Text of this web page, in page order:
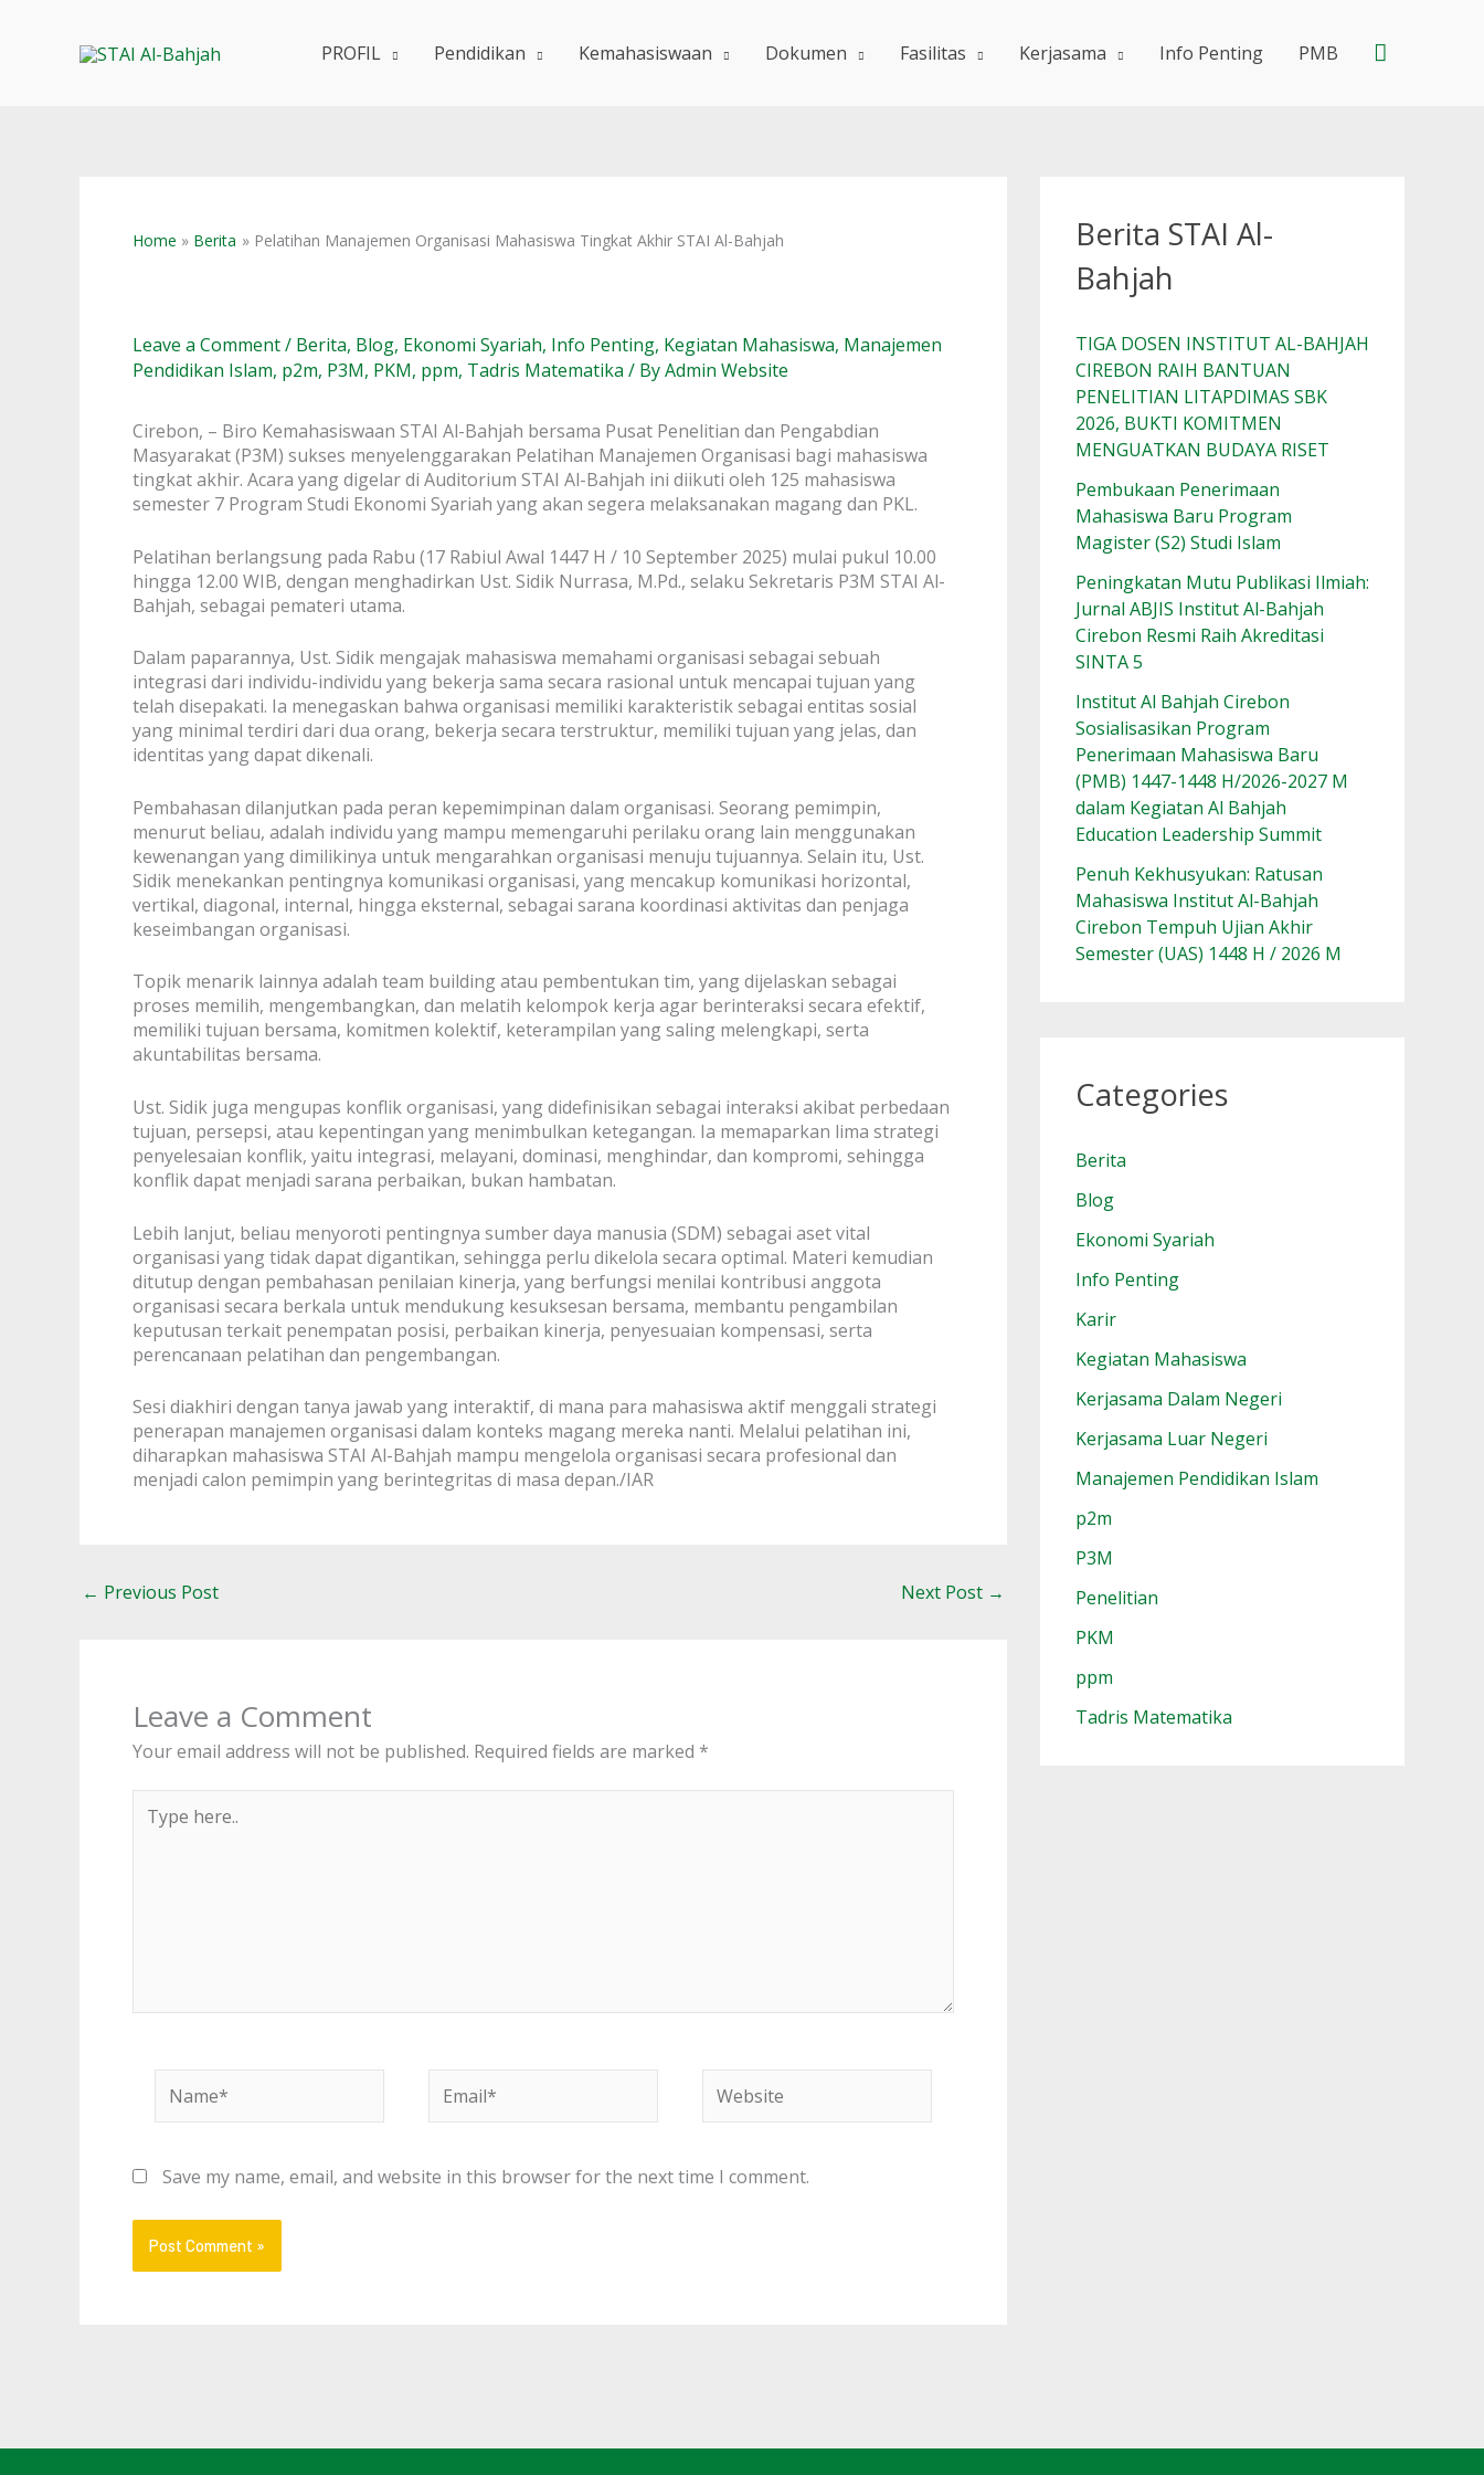
PROFIL Pendidikan Kemahasiswaan Dokumen Fasilitas Kerjasama Info Penting PMB Search
Home Berita Pelatihan Manajemen Organisasi Mahasiswa Tingkat Akhir STAI Al-Bahjah
Leave a Comment/ Berita, Blog, Ekonomi Syariah, Info Penting, Kegiatan Mahasiswa, Manajemen
Pendidikan Islam, p2m, P3M, PKM, ppm, Tadris Matematika / ByAdmin Website
Cirebon, – Biro Kemahasiswaan STAI Al-Bahjah bersama Pusat Penelitian dan Pengabdian
Masyarakat (P3M) sukses menyelenggarakan Pelatihan Manajemen Organisasi bagi mahasiswa
tingkat akhir. Acara yang digelar di Auditorium STAI Al-Bahjah ini diikuti oleh 125 mahasiswa
semester 7 Program Studi Ekonomi Syariah yang akan segera melaksanakan magang dan PKL.
Pelatihan berlangsung pada Rabu (17 Rabiul Awal 1447 H / 10 September 2025) mulai pukul 10.00
hingga 12.00 WIB, dengan menghadirkan Ust. Sidik Nurrasa, M.Pd., selaku Sekretaris P3M STAI Al-
Bahjah, sebagai pemateri utama.
Dalam paparannya, Ust. Sidik mengajak mahasiswa memahami organisasi sebagai sebuah
integrasi dari individu-individu yang bekerja sama secara rasional untuk mencapai tujuan yang
telah disepakati. Ia menegaskan bahwa organisasi memiliki karakteristik sebagai entitas sosial
yang minimal terdiri dari dua orang, bekerja secara terstruktur, memiliki tujuan yang jelas, dan
identitas yang dapat dikenali.
Pembahasan dilanjutkan pada peran kepemimpinan dalam organisasi. Seorang pemimpin,
menurut beliau, adalah individu yang mampu memengaruhi perilaku orang lain menggunakan
kewenangan yang dimilikinya untuk mengarahkan organisasi menuju tujuannya. Selain itu, Ust.
Sidik menekankan pentingnya komunikasi organisasi, yang mencakup komunikasi horizontal,
vertikal, diagonal, internal, hingga eksternal, sebagai sarana koordinasi aktivitas dan penjaga
keseimbangan organisasi.
Topik menarik lainnya adalah team building atau pembentukan tim, yang dijelaskan sebagai
proses memilih, mengembangkan, dan melatih kelompok kerja agar berinteraksi secara efektif,
memiliki tujuan bersama, komitmen kolektif, keterampilan yang saling melengkapi, serta
akuntabilitas bersama.
Ust. Sidik juga mengupas konflik organisasi, yang didefinisikan sebagai interaksi akibat perbedaan
tujuan, persepsi, atau kepentingan yang menimbulkan ketegangan. Ia memaparkan lima strategi
penyelesaian konflik, yaitu integrasi, melayani, dominasi, menghindar, dan kompromi, sehingga
konflik dapat menjadi sarana perbaikan, bukan hambatan.
Lebih lanjut, beliau menyoroti pentingnya sumber daya manusia (SDM) sebagai aset vital
organisasi yang tidak dapat digantikan, sehingga perlu dikelola secara optimal. Materi kemudian
ditutup dengan pembahasan penilaian kinerja, yang berfungsi menilai kontribusi anggota
organisasi secara berkala untuk mendukung kesuksesan bersama, membantu pengambilan
keputusan terkait penempatan posisi, perbaikan kinerja, penyesuaian kompensasi, serta
perencanaan pelatihan dan pengembangan.
Sesi diakhiri dengan tanya jawab yang interaktif, di mana para mahasiswa aktif menggali strategi
penerapan manajemen organisasi dalam konteks magang mereka nanti. Melalui pelatihan ini,
diharapkan mahasiswa STAI Al-Bahjah mampu mengelola organisasi secara profesional dan
menjadi calon pemimpin yang berintegritas di masa depan./IAR
← Previous Post Next Post →
Leave a Comment
Your email address will not be published. Required fields are marked *
here..
Save my name, email, and website in this browser for the next time I comment.
Berita STAI Al-
Bahjah
TIGA DOSEN INSTITUT AL-BAHJAH
CIREBON RAIH BANTUAN
PENELITIAN LITAPDIMAS SBK
2026, BUKTI KOMITMEN
MENGUATKAN BUDAYA RISET
Pembukaan Penerimaan
Mahasiswa Baru Program
Magister (S2) Studi Islam
Peningkatan Mutu Publikasi Ilmiah:
Jurnal ABJIS Institut Al-Bahjah
Cirebon Resmi Raih Akreditasi
SINTA 5
Institut Al Bahjah Cirebon
Sosialisasikan Program
Penerimaan Mahasiswa Baru
(PMB) 1447-1448 H/2026-2027 M
dalam Kegiatan Al Bahjah
Education Leadership Summit
Penuh Kekhusyukan: Ratusan
Mahasiswa Institut Al-Bahjah
Cirebon Tempuh Ujian Akhir
Semester (UAS) 1448 H / 2026 M
Categories
Berita
Blog
Ekonomi Syariah
Info Penting
Karir
Kegiatan Mahasiswa
Kerjasama Dalam Negeri
Kerjasama Luar Negeri
Manajemen Pendidikan Islam
p2m
P3M
Penelitian
PKM
ppm
Tadris Matematika